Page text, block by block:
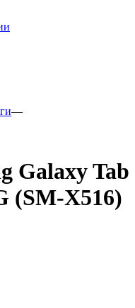
Galaxy Tab
(SM-X516)